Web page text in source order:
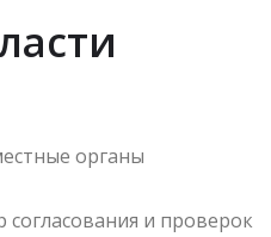
органы
и проверок